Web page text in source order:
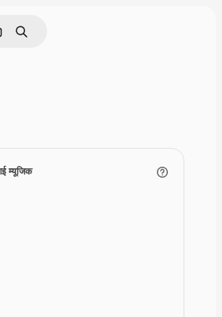
से खोजें
खोजें
म्‍यूजिक